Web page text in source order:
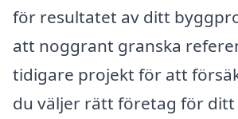
för resultatet av ditt
att noggrant granska
tidigare projekt för att
du väljer rätt företag för ditt